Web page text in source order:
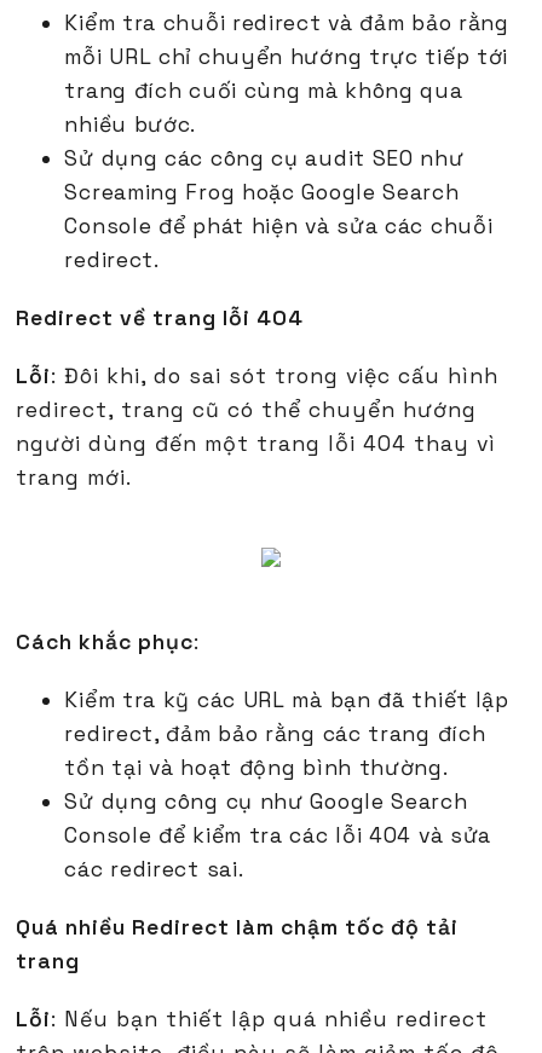
Kiểm tra chuỗi redirect và đảm bảo rằng
mỗi URL chỉ chuyển hướng trực tiếp tới
trang đích cuối cùng mà không qua
nhiều bước.
Sử dụng các công cụ audit SEO như
Screaming Frog hoặc Google Search
Console để phát hiện và sửa các chuỗi
redirect.
Redirect về trang lỗi 404
Lỗi: Đôi khi, do sai sót trong việc cấu hình
redirect, trang cũ có thể chuyển hướng
người dùng đến một trang lỗi 404 thay vì
trang mới.
Cách khắc phục:
Kiểm tra kỹ các URL mà bạn đã thiết lập
redirect, đảm bảo rằng các trang đích
tồn tại và hoạt động bình thường.
Sử dụng công cụ như Google Search
Console để kiểm tra các lỗi 404 và sửa
các redirect sai.
Quá nhiều Redirect làm chậm tốc độ tải
trang
Lỗi: Nếu bạn thiết lập quá nhiều redirect